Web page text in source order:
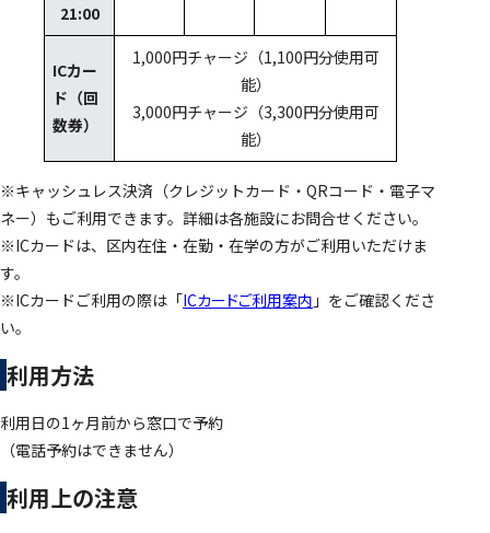
21:00
ICカー
ド（回
数券）
1,000円チャージ（1,100円分使用可
能）
3,000円チャージ（3,300円分使用可
能）
※キャッシュレス決済（クレジットカード・QRコード・電子マ
ネー）もご利用できます。詳細は各施設にお問合せください。
※ICカードは、区内在住・在勤・在学の方がご利用いただけま
す。
※ICカードご利用の際は「ICカードご利用案内 」をご確認くださ
い。
利用方法
利用日の1ヶ月前から窓口で予約
（電話予約はできません）
利用上の注意